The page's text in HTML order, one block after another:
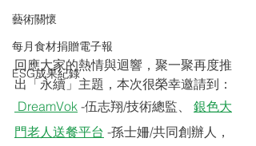
藝術關懷
每月食材捐贈電子報
ESG成果紀錄
回應大家的熱情與迴響，聚一聚再度推
出「永續」主題，本次很榮幸邀請到：
DreamVok -伍志翔/技術總監、 銀色大
門老人送餐平台 -孫士姍/共同創辦人，